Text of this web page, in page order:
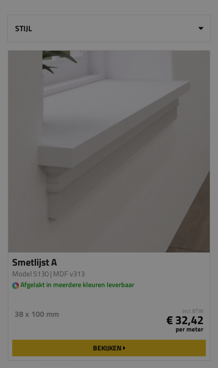
STIJL
Smetlijst A
Model 5130| MDF v313
Afgelakt in meerdere kleuren leverbaar
38 x 100 mm incl. BTW
€ 32,42
per meter
BEKIJKEN